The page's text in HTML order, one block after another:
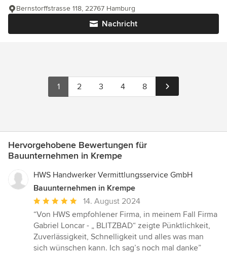
Nachricht
Bernstorffstrasse 118, 22767 Hamburg
1 2 3 4 8
Hervorgehobene Bewertungen für
Bauunternehmen in Krempe
HWS Handwerker Vermittlungsservice GmbH
Bauunternehmen in Krempe
Durchschnittliche
Bewertung:
5
von
5
14. August 2024
“Von HWS empfohlener Firma, in meinem Fall Firma
Gabriel Loncar - „ BLITZBAD“ zeigte Pünktlichkeit,
Zuverlässigkeit, Schnelligkeit und alles was man
sich wünschen kann. Ich sag’s noch mal danke”